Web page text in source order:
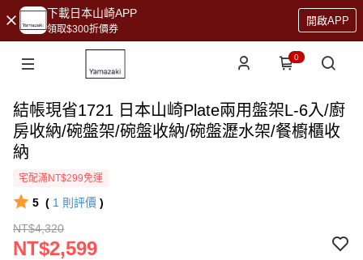
下載日本山崎APP
領取$300折價券
開啟APP
0
結帳現省1721 日本山崎Plate兩用盤架L-6入/廚
房收納/碗盤架/碗盤收納/碗盤瀝水架/餐櫥櫃收
納
宅配滿NT$299免運
5 ( 1 則評價 )
NT$4,320
NT$2,599